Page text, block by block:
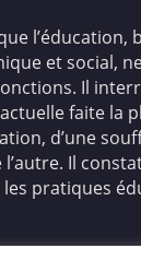
l’éducation,
et social,
Il
faite la
d’une
Il
pratiques